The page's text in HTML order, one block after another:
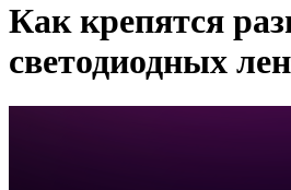
Как крепятся
светодиодных